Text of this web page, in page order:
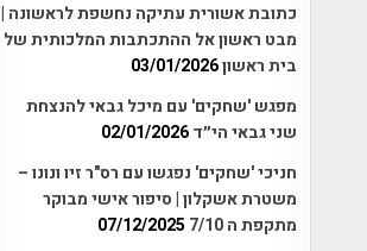
כתובת אשורית עתיקה נחשפת לראשונה |
מבט ראשון אל ההתכתבות המלכותית של
בית ראשון03/01/2026
מפגש 'שחקים' עם מיכל גבאי להנצחת
שני גבאי הי״ד02/01/2026
חניכי 'שחקים' נפגשו עם רס"ר זיו ונונו –
משטרת אשקלון | סיפור אישי מבוקר
מתקפת ה 7/10
07/12/2025